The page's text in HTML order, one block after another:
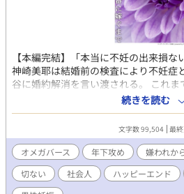
【本編完結】「本当に不妊の出来損
神崎美耶は結婚前の検査により不妊症
谷に婚約解消を言い渡される。 これ
周りの人間は掌を返したように冷たく
とを笑う始末。 自信をなくし自暴自
耶を救ったのが大学時代の後輩礼央
美耶に片想いしていて、実は運命の番
α×強がり不憫美形Ω》 元クズ婚約者桐
美耶は、正体を隠していた年下最上級
が高すぎる故に憎まれた美人Ωと、能
を書いてみたいと思っています。 前半
続きを読む
文字数 99,504 最
オメガバース 年下攻め 嫌われか
切ない
社会人 ハッピーエンド